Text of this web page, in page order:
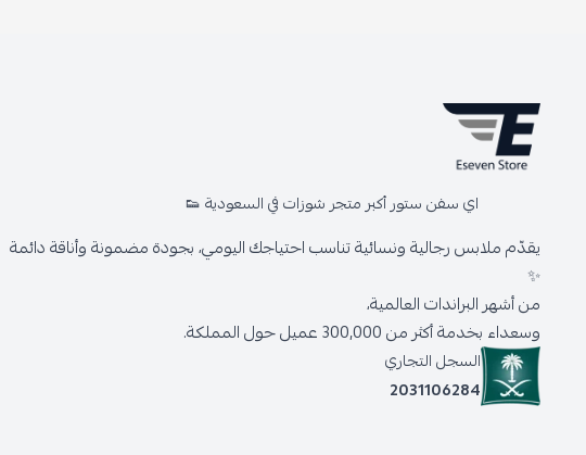
اي سفن ستور أكبر متجر شوزات في السعودية 👟
يقدّم ملابس رجالية ونسائية تناسب احتياجك اليومي، بجودة مضمونة وأناقة دائمة
✨
من أشهر البراندات العالمية،
وسعداء بخدمة أكثر من 300,000 عميل حول المملكة.
السجل التجاري
2031106284